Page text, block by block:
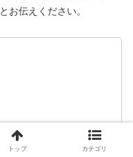
お伝えください。
トップ カテゴリ